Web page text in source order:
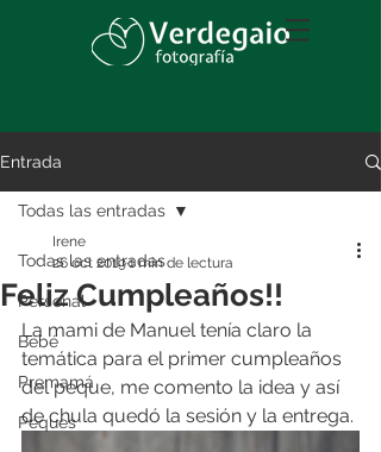
Entrada
Todas las entradas
Personal
Bebé
Premamá
Peques
Todas las entradas
Feliz Cumpleaños!!
Irene
26 oct 20191 min de lectura
La mami de Manuel tenía claro la
temática para el primer cumpleaños
del peque, me comento la idea y así
de chula quedó la sesión y la entrega.